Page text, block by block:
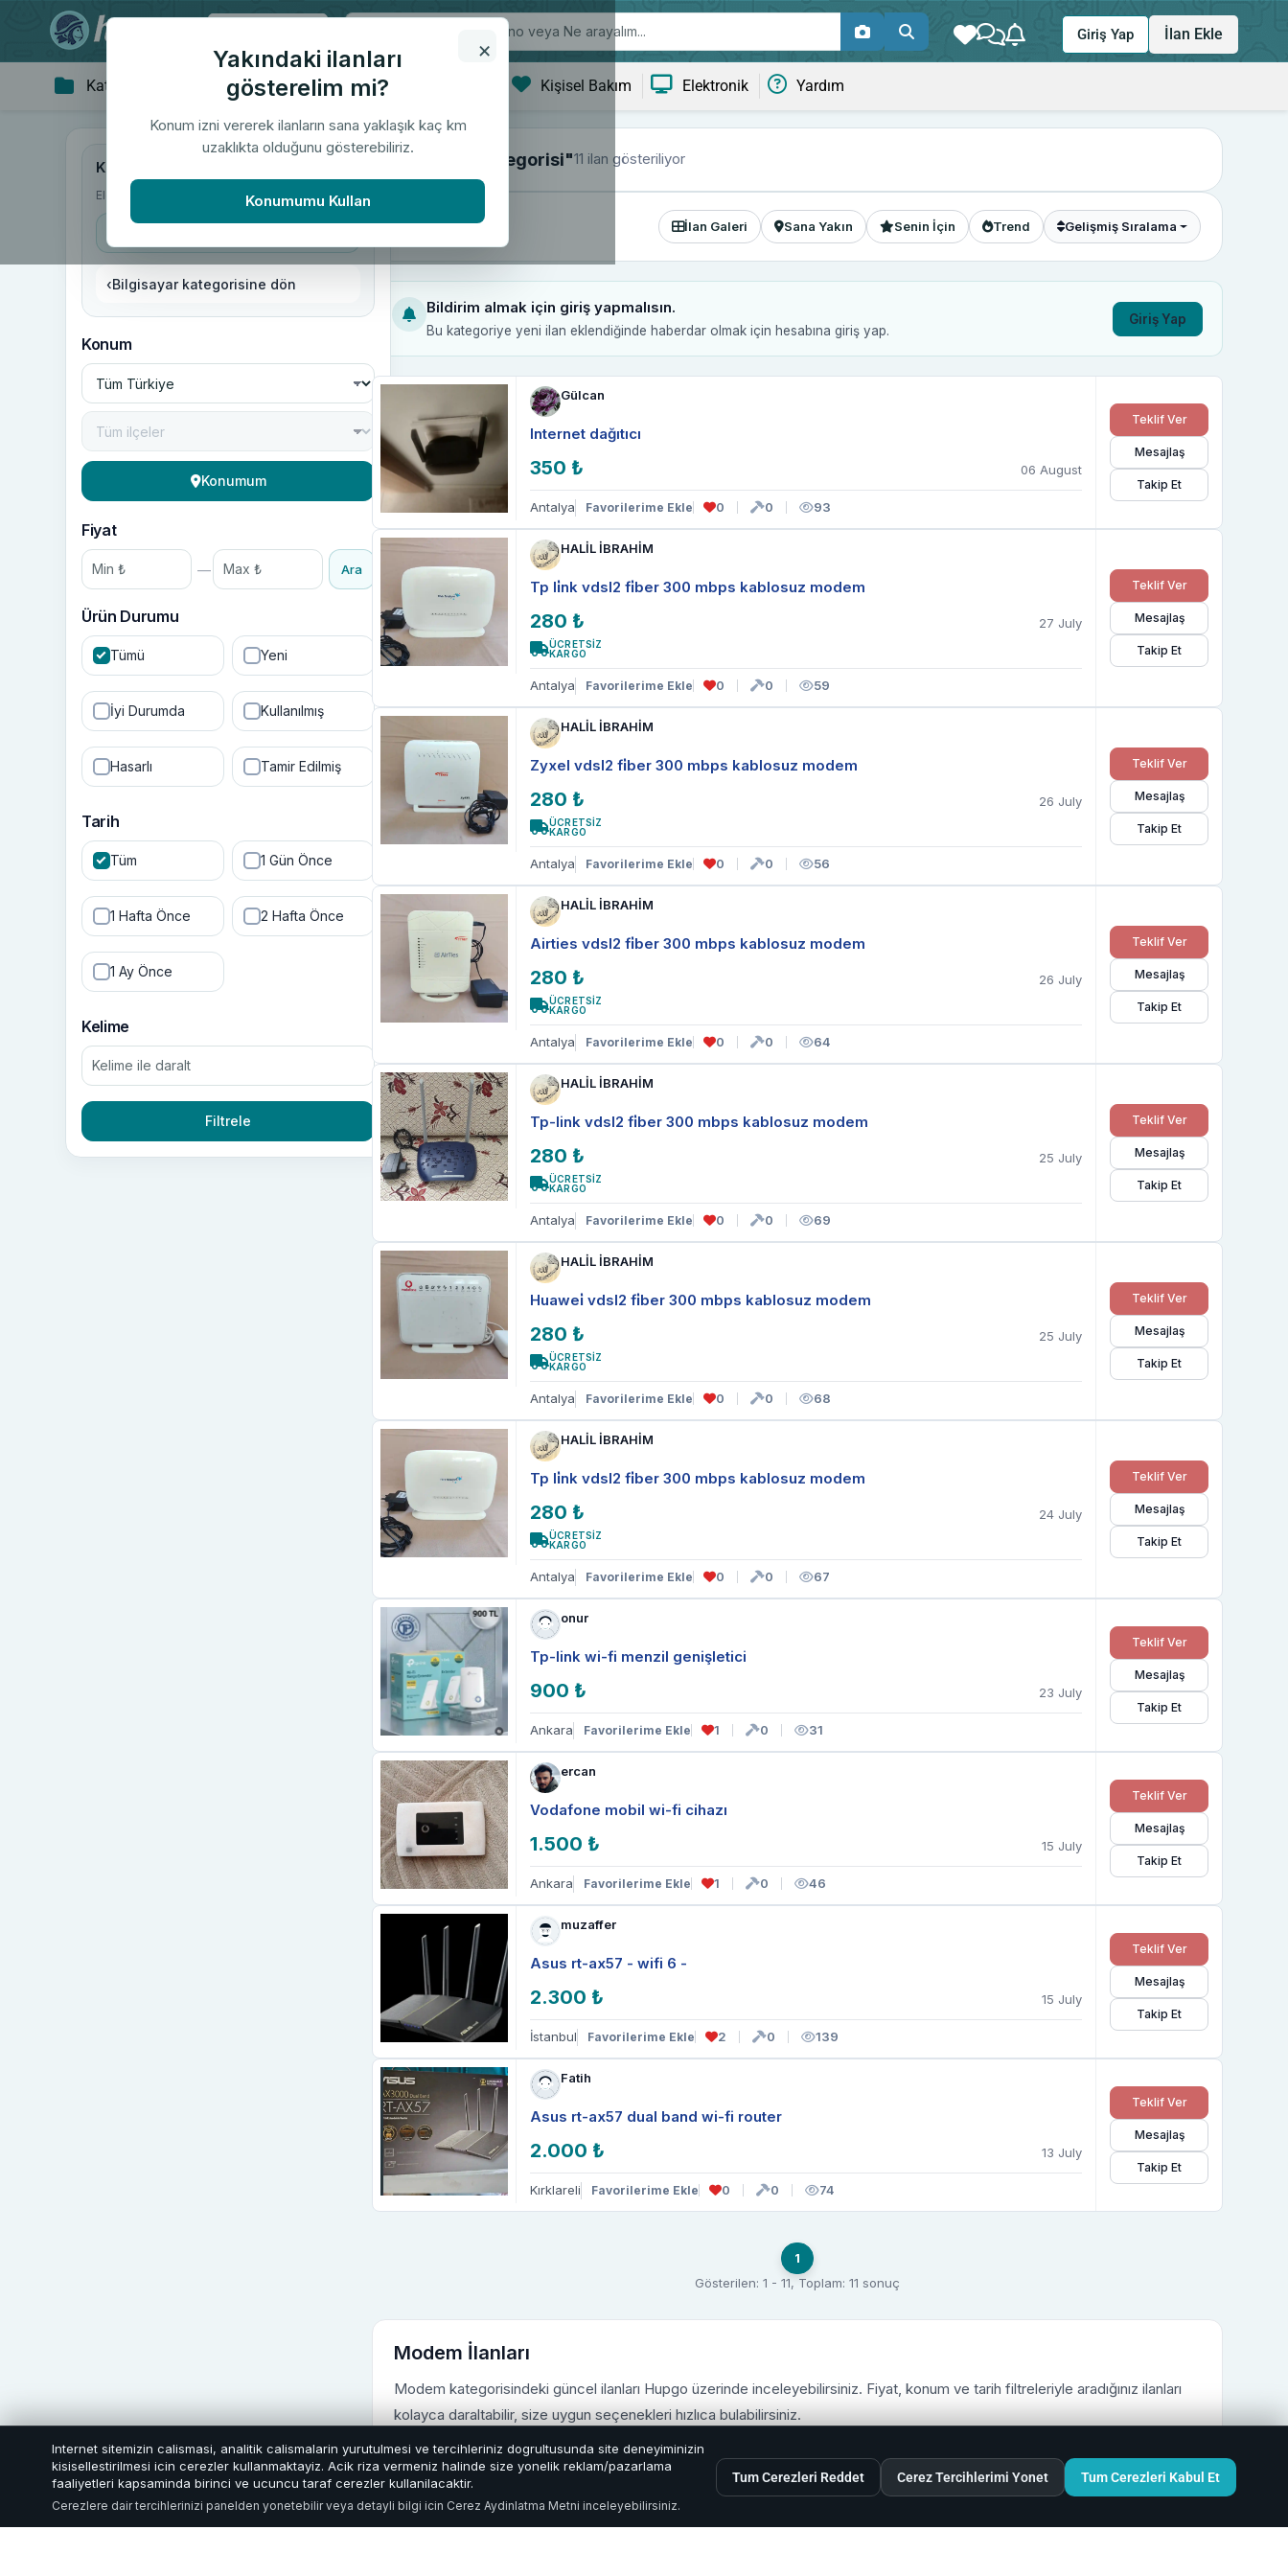
Giriş Yap İlan Ekle
×
Yakındaki ilanları
gösterelim mi?
Konum izni vererek ilanların sana yaklaşık kaç km
uzaklıkta olduğunu gösterebiliriz.
Konumumu Kullan
Kategoriler Giyim & Aksesuar Kişisel Bakım Elektronik Yardım
Kategoriler
Elektronik Modem
‹Bilgisayar kategorisine dön
Konum
Konumum
Fiyat
— Ara
Ürün Durumu
Tümü Yeni
İyi Durumda Kullanılmış
Hasarlı Tamir Edilmiş
Tarih
Tüm 1 Gün Önce
1 Hafta Önce 2 Hafta Önce
1 Ay Önce
Kelime
Filtrele
"Modem kategorisi"11 ilan gösteriliyor
İlan Galeri Sana Yakın Senin İçin Trend Gelişmiş Sıralama
Bildirim almak için giriş yapmalısın.
Bu kategoriye yeni ilan eklendiğinde haberdar olmak için hesabına giriş yap.
Giriş Yap
Gülcan
Internet dağıtıcı
350 ₺ 06 August
Antalya Favorilerime Ekle 0 0 93
Teklif Ver
Mesajlaş
Takip Et
HALİL İBRAHİM
Tp li̇nk vdsl2 fi̇ber 300 mbps kablosuz modem
280 ₺
ÜCRETSİZ
KARGO
27 July
Antalya Favorilerime Ekle 0 0 59
Teklif Ver
Mesajlaş
Takip Et
HALİL İBRAHİM
Zyxel vdsl2 fi̇ber 300 mbps kablosuz modem
280 ₺
ÜCRETSİZ
KARGO
26 July
Antalya Favorilerime Ekle 0 0 56
Teklif Ver
Mesajlaş
Takip Et
HALİL İBRAHİM
Airties vdsl2 fi̇ber 300 mbps kablosuz modem
280 ₺
ÜCRETSİZ
KARGO
26 July
Antalya Favorilerime Ekle 0 0 64
Teklif Ver
Mesajlaş
Takip Et
HALİL İBRAHİM
Tp-link vdsl2 fi̇ber 300 mbps kablosuz modem
280 ₺
ÜCRETSİZ
KARGO
25 July
Antalya Favorilerime Ekle 0 0 69
Teklif Ver
Mesajlaş
Takip Et
HALİL İBRAHİM
Huawei̇ vdsl2 fi̇ber 300 mbps kablosuz modem
280 ₺
ÜCRETSİZ
KARGO
25 July
Antalya Favorilerime Ekle 0 0 68
Teklif Ver
Mesajlaş
Takip Et
HALİL İBRAHİM
Tp li̇nk vdsl2 fi̇ber 300 mbps kablosuz modem
280 ₺
ÜCRETSİZ
KARGO
24 July
Antalya Favorilerime Ekle 0 0 67
Teklif Ver
Mesajlaş
Takip Et
onur
Tp-link wi-fi menzil genişletici
900 ₺ 23 July
Ankara Favorilerime Ekle 1 0 31
Teklif Ver
Mesajlaş
Takip Et
ercan
Vodafone mobil wi-fi cihazı
1.500 ₺ 15 July
Ankara Favorilerime Ekle 1 0 46
Teklif Ver
Mesajlaş
Takip Et
muzaffer
Asus rt-ax57 - wifi 6 -
2.300 ₺ 15 July
İstanbul Favorilerime Ekle 2 0 139
Teklif Ver
Mesajlaş
Takip Et
Fatih
Asus rt-ax57 dual band wi-fi router
2.000 ₺ 13 July
Kırklareli Favorilerime Ekle 0 0 74
Teklif Ver
Mesajlaş
Takip Et
1
Gösterilen: 1 - 11, Toplam: 11 sonuç
Modem İlanları
Modem kategorisindeki güncel ilanları Hupgo üzerinde inceleyebilirsiniz. Fiyat, konum ve tarih filtreleriyle aradığınız ilanları
kolayca daraltabilir, size uygun seçenekleri hızlıca bulabilirsiniz.
Modem kategorisinde yer alan ilanları karşılaştırarak ihtiyaçlarınıza uygun seçenekleri değerlendirebilirsiniz.
Internet sitemizin calismasi, analitik calismalarin yurutulmesi ve tercihleriniz dogrultusunda site deneyiminizin
kisisellestirilmesi icin cerezler kullanmaktayiz. Acik riza vermeniz halinde size yonelik reklam/pazarlama
faaliyetleri kapsaminda birinci ve ucuncu taraf cerezler kullanilacaktir.
Cerezlere dair tercihlerinizi panelden yonetebilir veya detayli bilgi icin Cerez Aydinlatma Metni inceleyebilirsiniz.
Tum Cerezleri Reddet Cerez Tercihlerimi Yonet Tum Cerezleri Kabul Et